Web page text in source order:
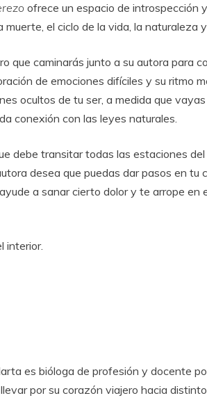
ofrece un espacio de introspección
el ciclo de la vida, la naturaleza
que caminarás junto a su autora para
de emociones difíciles y su ritmo
ocultos de tu ser, a medida que
conexión con las leyes naturales.
debe transitar todas las estaciones
desea que puedas dar pasos en tu
a sanar cierto dolor y te arrope en
interior.
es bióloga de profesión y docente
por su corazón viajero hacia